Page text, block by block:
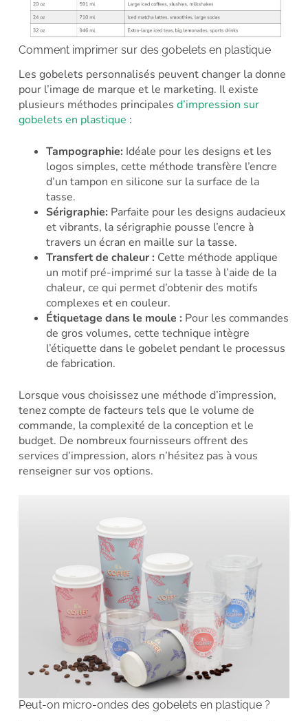
Comment imprimer sur des gobelets en plastique
Les gobelets personnalisés peuvent changer la donne
pour l’image de marque et le marketing. Il existe
plusieurs méthodes principales d’impression sur
gobelets en plastique :
Tampographie: Idéale pour les designs et les
logos simples, cette méthode transfère l’encre
d’un tampon en silicone sur la surface de la
tasse.
Sérigraphie: Parfaite pour les designs audacieux
et vibrants, la sérigraphie pousse l’encre à
travers un écran en maille sur la tasse.
Transfert de chaleur : Cette méthode applique
un motif pré-imprimé sur la tasse à l’aide de la
chaleur, ce qui permet d’obtenir des motifs
complexes et en couleur.
Étiquetage dans le moule : Pour les commandes
de gros volumes, cette technique intègre
l’étiquette dans le gobelet pendant le processus
de fabrication.
Lorsque vous choisissez une méthode d’impression,
tenez compte de facteurs tels que le volume de
commande, la complexité de la conception et le
budget. De nombreux fournisseurs offrent des
services d’impression, alors n’hésitez pas à vous
renseigner sur vos options.
Peut-on micro-ondes des gobelets en plastique ?